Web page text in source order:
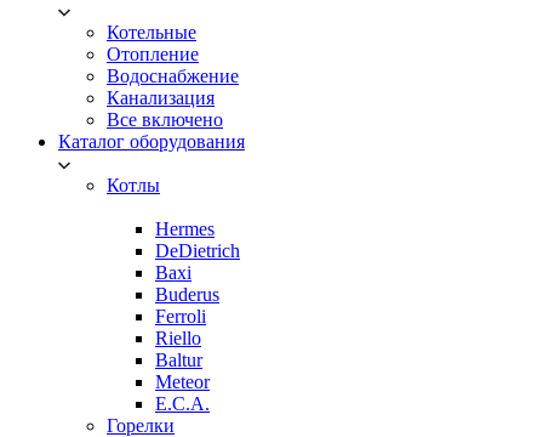
Котельные
Отопление
Водоснабжение
Канализация
Все включено
Каталог оборудования
Котлы
Hermes
DeDietrich
Baxi
Buderus
Ferroli
Riello
Baltur
Meteor
E.C.A.
Горелки